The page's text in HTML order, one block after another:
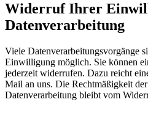
Widerruf Ihrer
Datenverarbeitung
Viele Datenverarbeitungsvorgänge
Einwilligung möglich. Sie können
jederzeit widerrufen. Dazu reicht
Mail an uns. Die Rechtmäßigkeit
Datenverarbeitung bleibt vom